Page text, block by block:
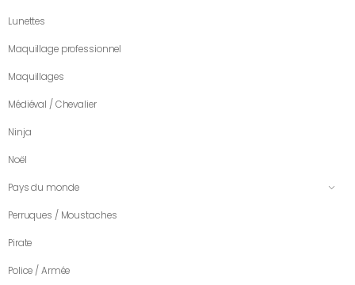
Lunettes
Maquillage professionnel
Maquillages
Médiéval / Chevalier
Ninja
Noël
Pays du monde
Perruques / Moustaches
Pirate
Police / Armée